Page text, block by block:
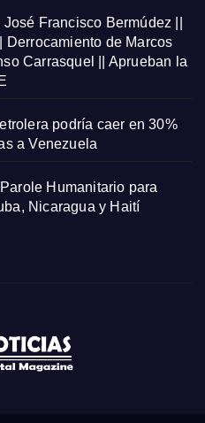
Francisco Bermúdez ||
Derrocamiento de Marcos
Carrasquel || Aprueban la
podría caer en 30%
a Venezuela
Humanitario para
Nicaragua y Haití